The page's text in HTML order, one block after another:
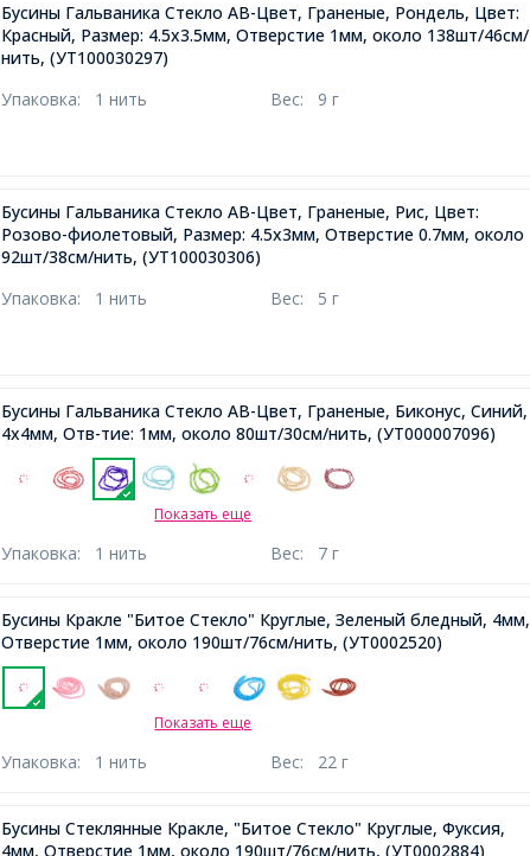
Бусины Гальваника Стекло АВ-Цвет, Граненые, Рондель, Цвет:
Красный, Размер: 4.5х3.5мм, Отверстие 1мм, около 138шт/46см/
нить, (УТ100030297)
Упаковка: 1 нить Вес: 9 г
Бусины Гальваника Стекло АВ-Цвет, Граненые, Рис, Цвет:
Розово-фиолетовый, Размер: 4.5х3мм, Отверстие 0.7мм, около
92шт/38см/нить, (УТ100030306)
Упаковка: 1 нить Вес: 5 г
Бусины Гальваника Стекло АВ-Цвет, Граненые, Биконус, Синий,
4х4мм, Отв-тие: 1мм, около 80шт/30см/нить, (УТ000007096)
Показать еще
Упаковка: 1 нить Вес: 7 г
Бусины Кракле "Битое Стекло" Круглые, Зеленый бледный, 4мм,
Отверстие 1мм, около 190шт/76см/нить, (УТ0002520)
Показать еще
Упаковка: 1 нить Вес: 22 г
Бусины Стеклянные Кракле, "Битое Стекло" Круглые, Фуксия,
4мм, Отверстие 1мм, около 190шт/76см/нить, (УТ0002884)